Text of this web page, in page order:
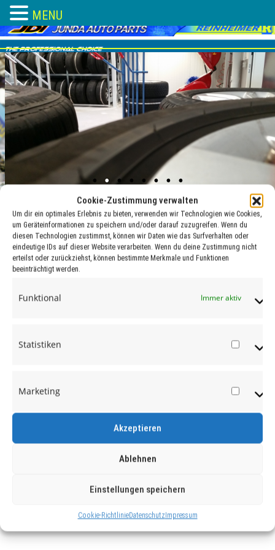
Cookie-Zustimmung verwalten
Um dir ein optimales Erlebnis zu bieten, verwenden wir Technologien wie Cookies,
um Geräteinformationen zu speichern und/oder darauf zuzugreifen. Wenn du
diesen Technologien zustimmst, können wir Daten wie das Surfverhalten oder
eindeutige IDs auf dieser Website verarbeiten. Wenn du deine Zustimmung nicht
erteilst oder zurückziehst, können bestimmte Merkmale und Funktionen
beeinträchtigt werden.
Funktional Immer aktiv
Statistiken
Marketing
Akzeptieren
Ablehnen
Einstellungen speichern
Cookie-RichtlinieDatenschutzImpressum
Skip
to
content
ventile
adocom_Webservice
MENU